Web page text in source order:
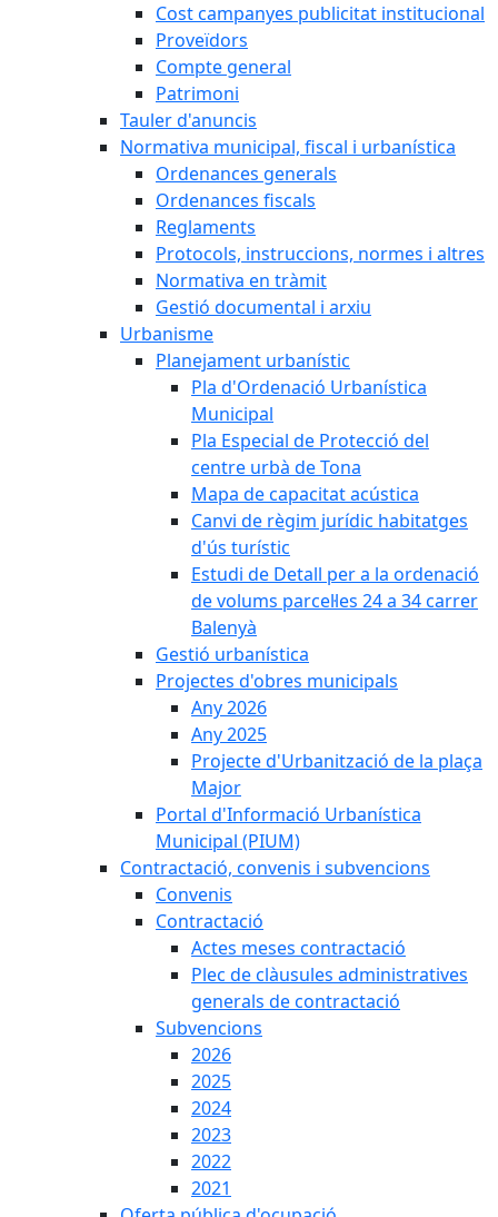
Cost campanyes publicitat institucional
Proveïdors
Compte general
Patrimoni
Tauler d'anuncis
Normativa municipal, fiscal i urbanística
Ordenances generals
Ordenances fiscals
Reglaments
Protocols, instruccions, normes i altres
Normativa en tràmit
Gestió documental i arxiu
Urbanisme
Planejament urbanístic
Pla d'Ordenació Urbanística
Municipal
Pla Especial de Protecció del
centre urbà de Tona
Mapa de capacitat acústica
Canvi de règim jurídic habitatges
d'ús turístic
Estudi de Detall per a la ordenació
de volums parcel·les 24 a 34 carrer
Balenyà
Gestió urbanística
Projectes d'obres municipals
Any 2026
Any 2025
Projecte d'Urbanització de la plaça
Major
Portal d'Informació Urbanística
Municipal (PIUM)
Contractació, convenis i subvencions
Convenis
Contractació
Actes meses contractació
Plec de clàusules administratives
generals de contractació
Subvencions
2026
2025
2024
2023
2022
2021